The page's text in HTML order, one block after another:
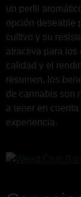
un perfil
opción deseable
cultivo y su
atractiva para
calidad y el
resumen, los
de cannabis son
a tener en
experiencia.